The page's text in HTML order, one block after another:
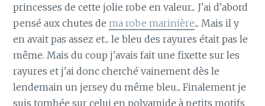
princesses de cette jolie robe en valeur... J'ai d'abord
pensé aux chutes dema robe marinière... Mais il y
en avait pas assez et... le bleu des rayures était pas le
même. Mais du coup j'avais fait une fixette sur les
rayures et j'ai donc cherché vainement dès le
lendemain un jersey du même bleu... Finalement je
suis tombée sur celui en polyamide à petits motifs